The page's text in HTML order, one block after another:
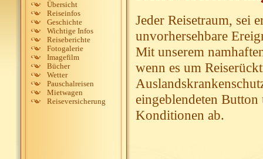
Übersicht
Reiseinfos
Geschichte
Wichtige Infos
Reiseberichte
Fotogalerie
Imagefilm
Bücher
Wetter
Pauschalreisen
Mietwagen
Reiseversicherung
Jeder Reisetraum, sei
unvorhersehbare
Mit unserem
wenn es um
eingeblendeten
Konditionen ab.